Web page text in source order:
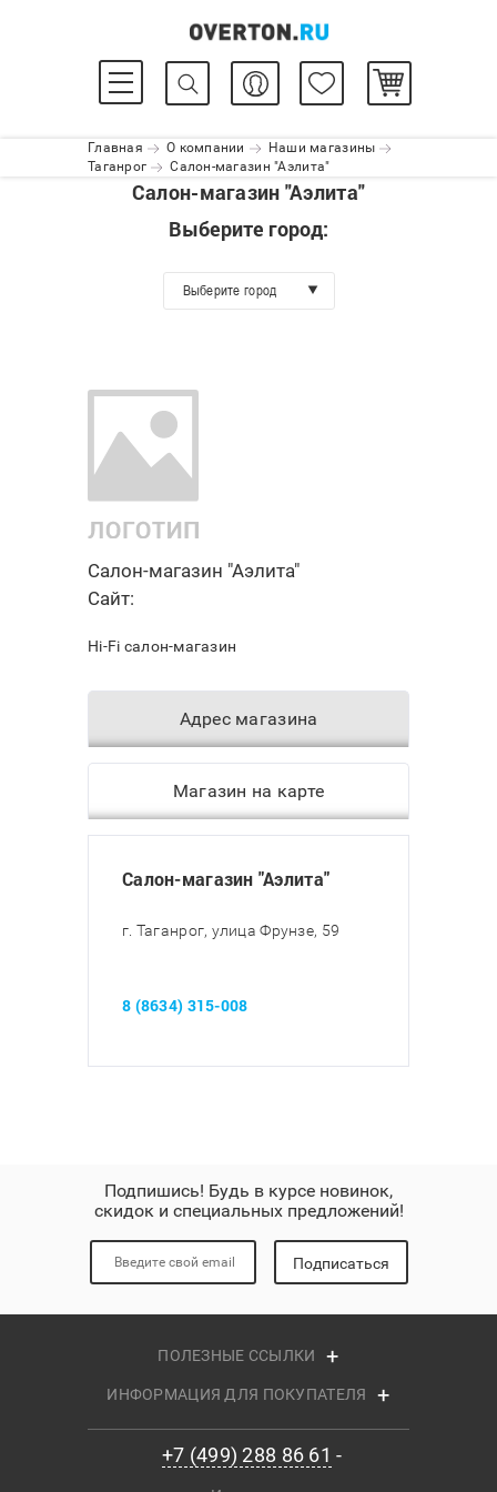
Главная О компании
Наши магазины
Таганрог
Салон-магазин "Аэлита"
Салон-магазин "Аэлита"
Выберите город:
Выберите город
Салон-магазин "Аэлита"
Сайт:
Hi-Fi салон-магазин
Адрес магазина
Магазин на карте
Салон-магазин "Аэлита"
г. Таганрог, улица Фрунзе, 59
8 (8634) 315-008
Подпишись! Будь в курсе новинок,
скидок и специальных предложений!
Подписаться
ПОЛЕЗНЫЕ ССЫЛКИ
ИНФОРМАЦИЯ ДЛЯ ПОКУПАТЕЛЯ
+7 (499) 288 86 61